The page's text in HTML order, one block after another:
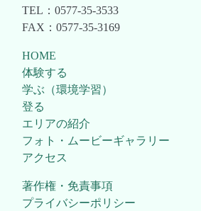
TEL：0577-35-3533
FAX：0577-35-3169
HOME
体験する
学ぶ（環境学習）
登る
エリアの紹介
フォト・ムービーギャラリー
アクセス
著作権・免責事項
プライバシーポリシー